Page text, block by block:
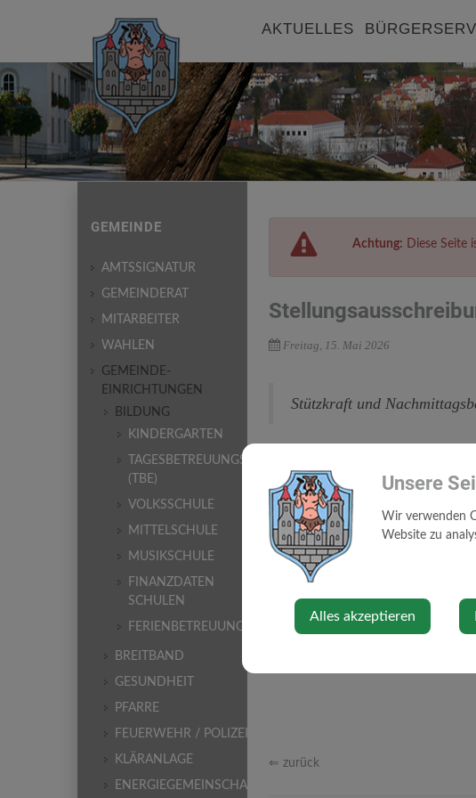
AKTUELLES
Achtung: Diese Seite
Freitag, 15. Mai 2026
Stützkraft und
⇐ zurück
GEMEINDE
AMTSSIGNATUR
GEMEINDERAT
MITARBEITER
WAHLEN
GEMEINDE-
EINRICHTUNGEN
BILDUNG
KINDERGARTEN
TAGESBETREUUNGSEINRICHTUNG
(TBE)
VOLKSSCHULE
MITTELSCHULE
MUSIKSCHULE
FINANZDATEN
SCHULEN
FERIENBETREUUNG
BREITBAND
GESUNDHEIT
PFARRE
FEUERWEHR / POLIZEI
KLÄRANLAGE
ENERGIEGEMEINSCHAFT
Unsere
Wir verwenden
Website zu
Alles akzeptieren